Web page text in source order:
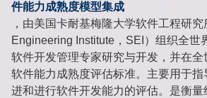
件能力成熟度模型集成
，由美国卡耐基梅隆大学软件工程研
Engineering Institute，SEI）组织全世
软件开发管理专家研究与开发，并在
软件能力成熟度评估标准。主要用于
进和进行软件开发能力的评估。是衡